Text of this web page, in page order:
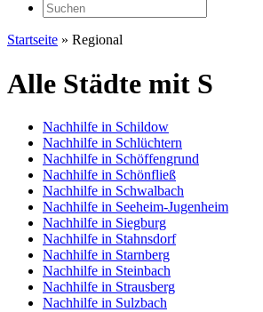
Startseite » Regional
Alle Städte mit S
Nachhilfe in Schildow
Nachhilfe in Schlüchtern
Nachhilfe in Schöffengrund
Nachhilfe in Schönfließ
Nachhilfe in Schwalbach
Nachhilfe in Seeheim-Jugenheim
Nachhilfe in Siegburg
Nachhilfe in Stahnsdorf
Nachhilfe in Starnberg
Nachhilfe in Steinbach
Nachhilfe in Strausberg
Nachhilfe in Sulzbach